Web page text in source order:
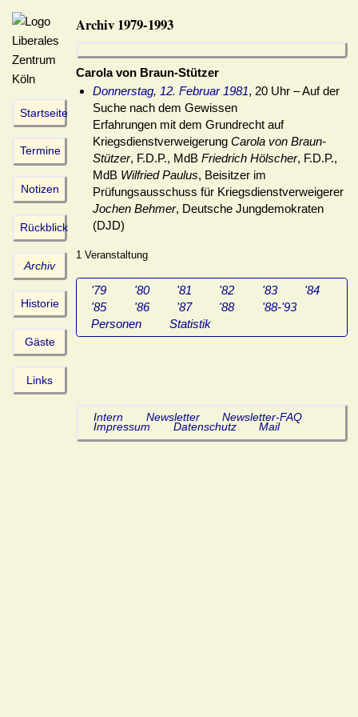
Startseite
Termine
Notizen
Rückblick
Archiv
Historie
Gäste
Links
Archiv 1979-1993
Carola von Braun-Stützer
Donnerstag, 12. Februar 1981, 20 Uhr – Auf der
Suche nach dem Gewissen
Erfahrungen mit dem Grundrecht auf
KriegsdienstverweigerungCarola von Braun-
Stützer, F.D.P., MdBFriedrich Hölscher, F.D.P.,
MdB Wilfried Paulus, Beisitzer im
Prüfungsausschuss für Kriegsdienstverweigerer
Jochen Behmer, Deutsche Jungdemokraten
(DJD)
1 Veranstaltung
'79 '80 '81 '82 '83
'84
'85
'86 '87 '88
'88-'93
Personen
Statistik
Intern Newsletter
Newsletter-FAQ
Impressum
Datenschutz Mail